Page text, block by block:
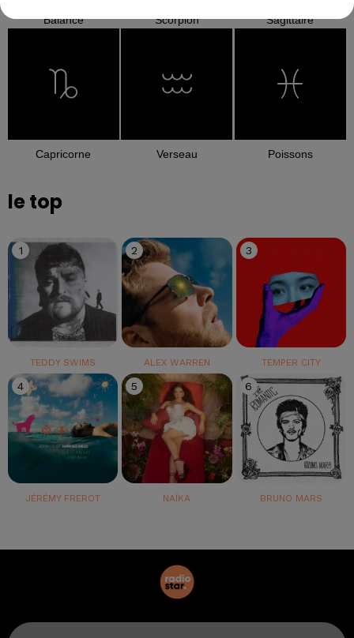
Balance Scorpion Sagittaire
Capricorne Verseau Poissons
le top
1
TEDDY SWIMS
2
ALEX WARREN
3
TEMPER CITY
4
JÉRÉMY FREROT
5
NAÏKA
6
BRUNO MARS